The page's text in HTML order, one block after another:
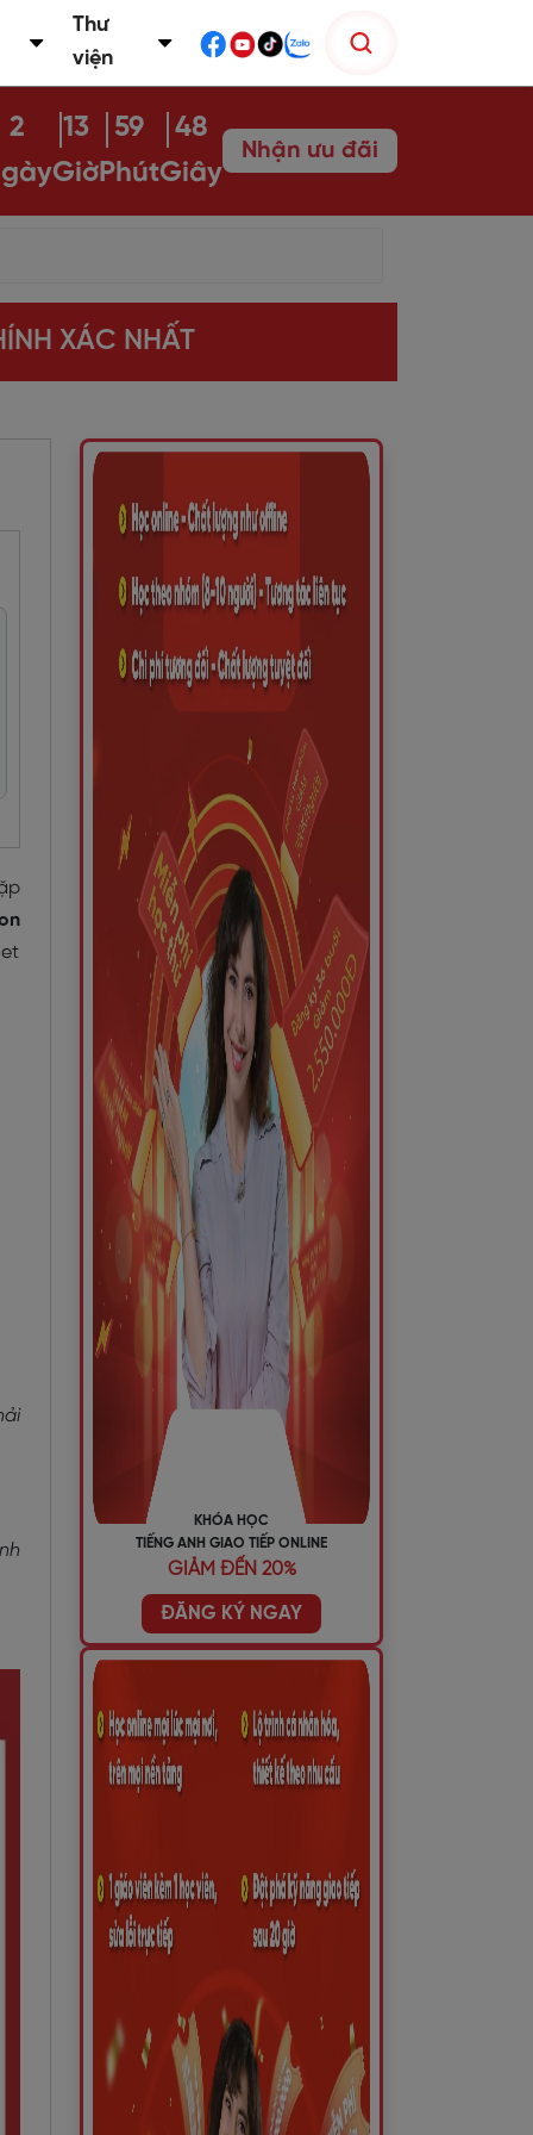
Thư
viện
2
13
Giờ
59
Phút
47
Giây
Nhận ưu đãi
XÁC NHẤT
KHÓA HỌC
TIẾNG ANH GIAO TIẾP ONLINE
GIẢM ĐẾN 20%
ĐĂNG KÝ NGAY